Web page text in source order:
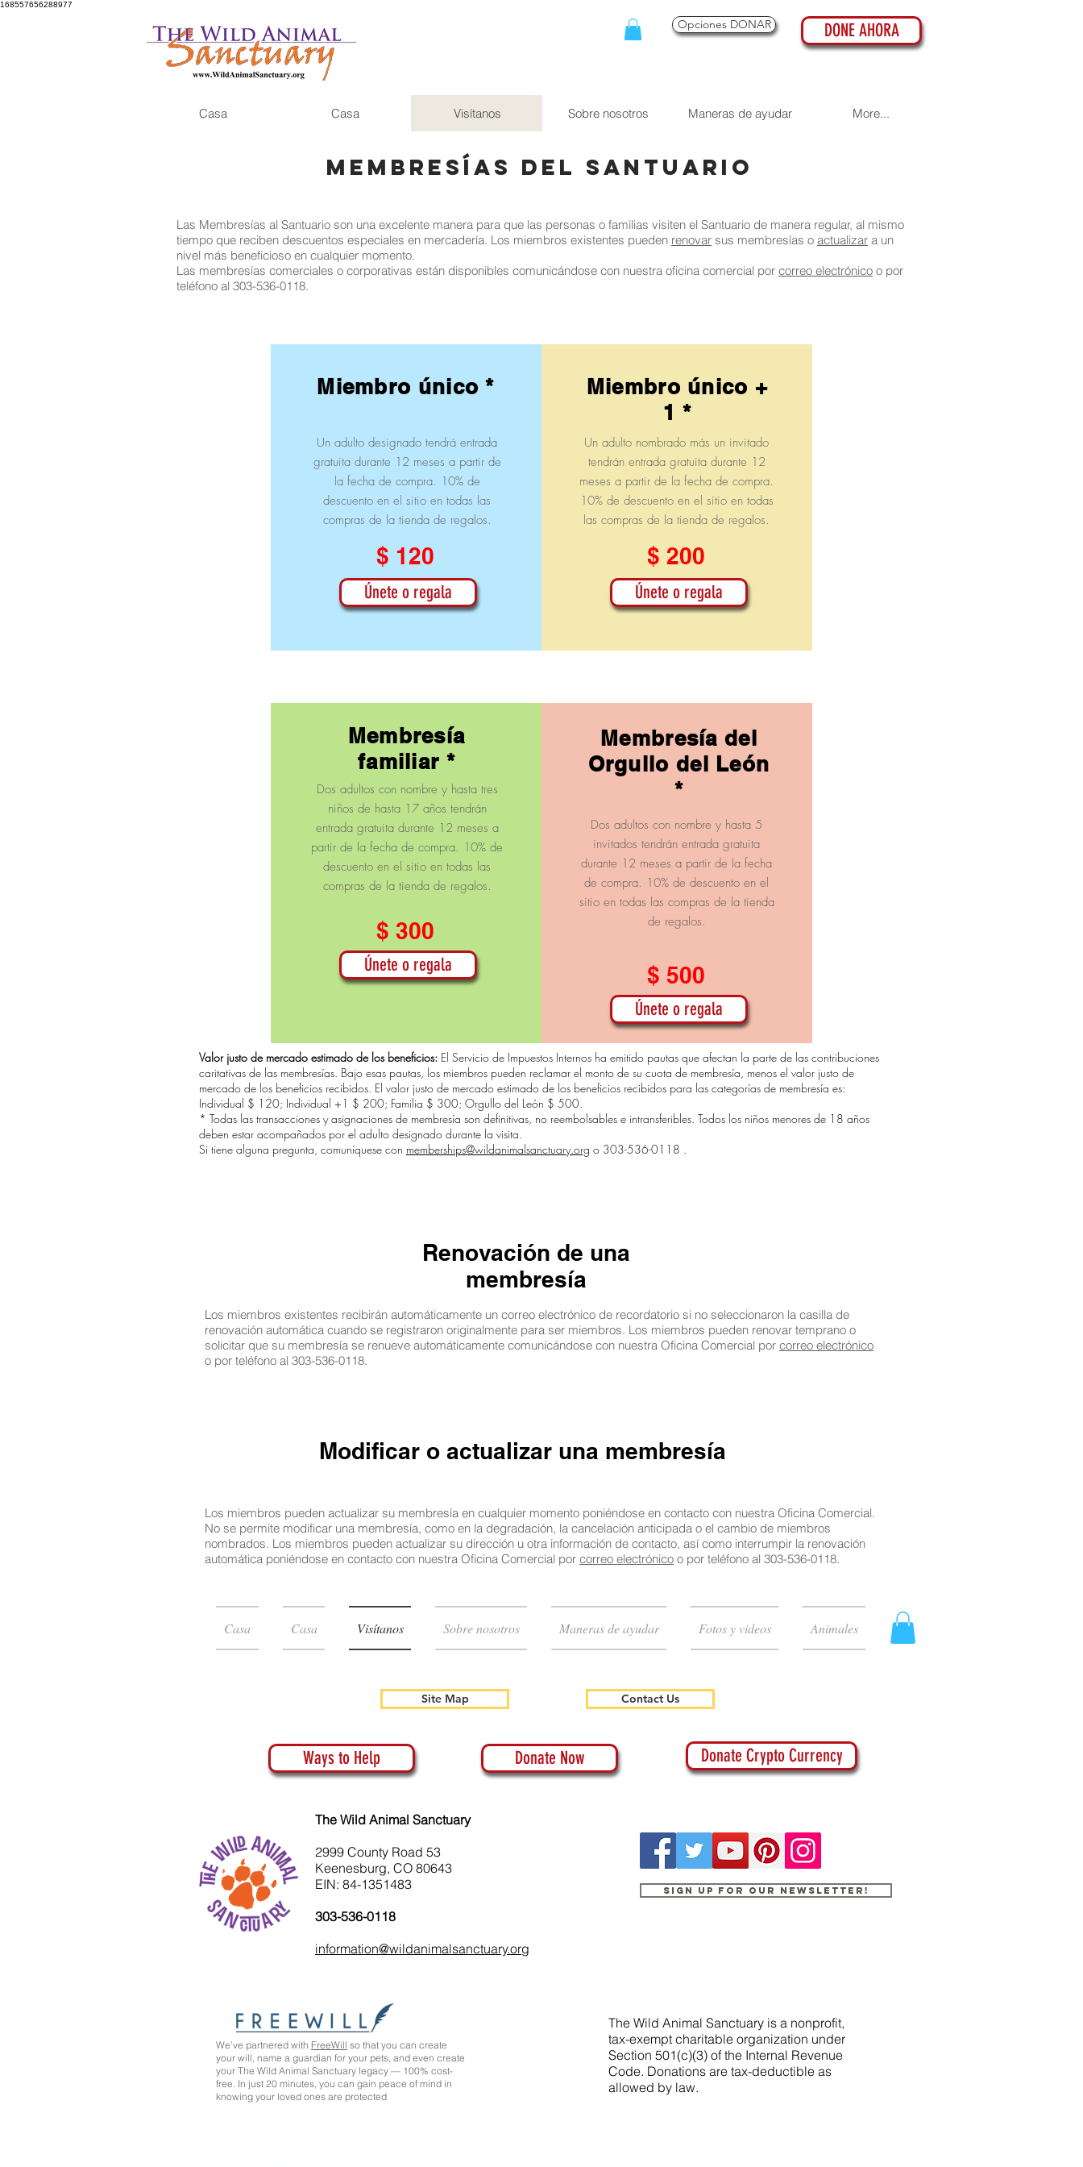
168557656288977
Opciones DONAR DONE AHORA
Casa Casa Visítanos Sobre nosotros Maneras de ayudar More...
Membresías del Santuario
Las Membresías al Santuario son una excelente manera para que las personas o familias visiten el Santuario de manera regular, al mismo
tiempo que reciben descuentos especiales en mercadería. Los miembros existentes pueden renovar sus membresías o actualizar a un
nivel más beneficioso en cualquier momento.
Las membresías comerciales o corporativas están disponibles comunicándose con nuestra oficina comercial por correo electrónico o por
teléfono al 303-536-0118.
Miembro único *
Un adulto designado tendrá entrada
gratuita durante 12 meses a partir de
la fecha de compra. 10% de
descuento en el sitio en todas las
compras de la tienda de regalos.
$ 120
Únete o regala
Miembro único +
1 *
Un adulto nombrado más un invitado
tendrán entrada gratuita durante 12
meses a partir de la fecha de compra.
10% de descuento en el sitio en todas
las compras de la tienda de regalos.
$ 200
Únete o regala
Membresía
familiar *
Dos adultos con nombre y hasta tres
niños de hasta 17 años tendrán
entrada gratuita durante 12 meses a
partir de la fecha de compra. 10% de
descuento en el sitio en todas las
compras de la tienda de regalos.
$ 300
Únete o regala
Membresía del
Orgullo del León
*
Dos adultos con nombre y hasta 5
invitados tendrán entrada gratuita
durante 12 meses a partir de la fecha
de compra. 10% de descuento en el
sitio en todas las compras de la tienda
de regalos.
$ 500
Únete o regala
Valor justo de mercado estimado de los beneficios: El Servicio de Impuestos Internos ha emitido pautas que afectan la parte de las contribuciones
caritativas de las membresías. Bajo esas pautas, los miembros pueden reclamar el monto de su cuota de membresía, menos el valor justo de
mercado de los beneficios recibidos. El valor justo de mercado estimado de los beneficios recibidos para las categorías de membresía es:
Individual $ 120; Individual +1 $ 200; Familia $ 300; Orgullo del León $ 500.
* Todas las transacciones y asignaciones de membresía son definitivas, no reembolsables e intransferibles. Todos los niños menores de 18 años
deben estar acompañados por el adulto designado durante la visita.
Si tiene alguna pregunta, comuníquese con memberships@wildanimalsanctuary.org o 303-536-0118 .
Renovación de una
membresía
Los miembros existentes recibirán automáticamente un correo electrónico de recordatorio si no seleccionaron la casilla de
renovación automática cuando se registraron originalmente para ser miembros. Los miembros pueden renovar temprano o
solicitar que su membresía se renueve automáticamente comunicándose con nuestra Oficina Comercial por correo electrónico
o por teléfono al 303-536-0118.
Modificar o actualizar una membresía
Los miembros pueden actualizar su membresía en cualquier momento poniéndose en contacto con nuestra Oficina Comercial.
No se permite modificar una membresía, como en la degradación, la cancelación anticipada o el cambio de miembros
nombrados. Los miembros pueden actualizar su dirección u otra información de contacto, así como interrumpir la renovación
automática poniéndose en contacto con nuestra Oficina Comercial por correo electrónico o por teléfono al 303-536-0118.
Casa Casa Visítanos Sobre nosotros Maneras de ayudar Fotos y videos Animales
Site Map Contact Us
Ways to Help Donate Now Donate Crypto Currency
The Wild Animal Sanctuary
2999 County Road 53
Keenesburg, CO 80643
EIN: 84-1351483
303-536-0118
information@wildanimalsanctuary.org
We’ve partnered with FreeWill so that you can create
your will, name a guardian for your pets, and even create
your The Wild Animal Sanctuary legacy — 100% cost-
free. In just 20 minutes, you can gain peace of mind in
knowing your loved ones are protected
Sign up for our newsletter!
The Wild Animal Sanctuary is a nonprofit,
tax-exempt charitable organization under
Section 501(c)(3) of the Internal Revenue
Code. Donations are tax-deductible as
allowed by law.